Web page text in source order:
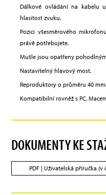
Dálkové ovládání na kabelu
hlasitost zvuku.
Pozici všesměrového
právě potřebujete.
Mušle jsou opatřeny
Nastavitelný hlavový most.
Reproduktory o průměru 40 mm.
Kompatibilní rovněž s PC,
DOKUMENTY KE
PDF |Uživatelská příručka (v